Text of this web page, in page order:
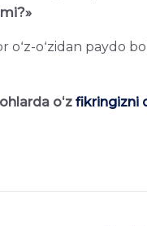
oʻzidan paydo
oʻz fikringizni